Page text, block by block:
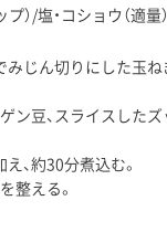
）/塩・コショウ（適量）
じん切りにした玉ね
ン豆、スライスした
、約30分煮込む。
整える。